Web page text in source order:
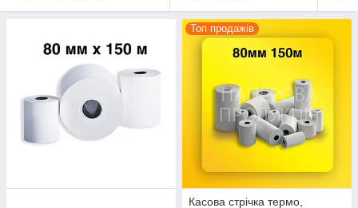
Топ продажів
Касова стрічка термо,